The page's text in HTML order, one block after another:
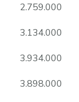
2.759.000
3.134.000
3.934.000
3.898.000